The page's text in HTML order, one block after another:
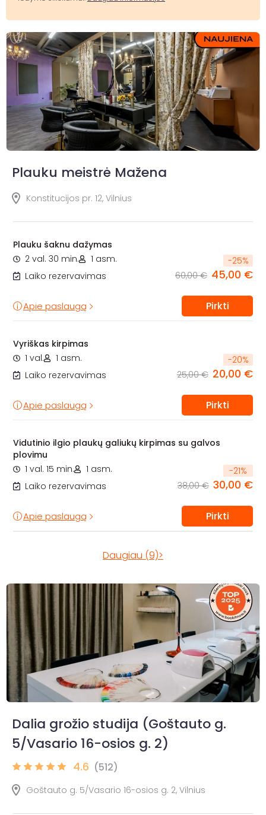
Plauku meistrė Mažena
Konstitucijos pr. 12, Vilnius
Plauku šaknu dažymas
2 val. 30 min.
1 asm.
Laiko rezervavimas
-25%
60,00 € 45,00 €
Apie paslaugą Pirkti
Vyriškas kirpimas
1 val.
1 asm.
Laiko rezervavimas
-20%
25,00 € 20,00 €
Apie paslaugą Pirkti
Vidutinio ilgio plaukų galiukų kirpimas su galvos
plovimu
1 val. 15 min.
1 asm.
Laiko rezervavimas
-21%
38,00 € 30,00 €
Apie paslaugą Pirkti
Daugiau (9)>
Dalia grožio studija (Goštauto g.
5/Vasario 16-osios g. 2)
4.6 (512)
Goštauto g. 5/Vasario 16-osios g. 2, Vilnius